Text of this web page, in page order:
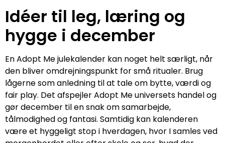
Idéer til leg, læring og
hygge i december
En Adopt Me julekalender kan noget helt særligt, når
den bliver omdrejningspunkt for små ritualer. Brug
lågerne som anledning til at tale om bytte, værdi og
fair play. Det afspejler Adopt Me universets handel og
gør december til en snak om samarbejde,
tålmodighed og fantasi. Samtidig kan kalenderen
være et hyggeligt stop i hverdagen, hvor I samles ved